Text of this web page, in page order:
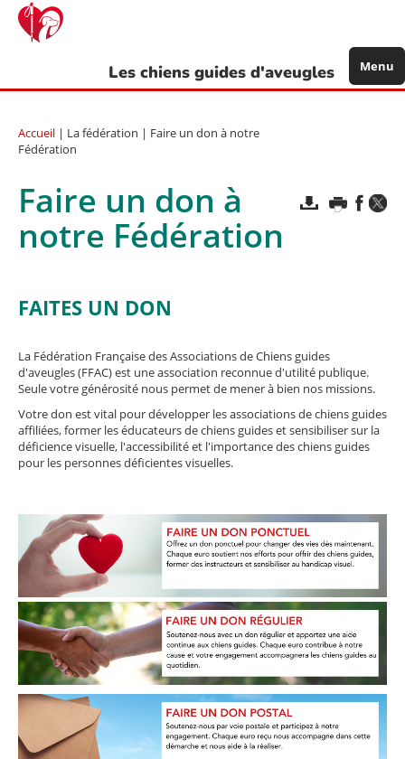
Aller
contenu
Les chiens guides d'aveugles Menu
Accueil | La fédération | Faire un don à notre
Fédération
Faire un don à
notre Fédération
FAITES UN DON
La Fédération Française des Associations de Chiens guides
d'aveugles (FFAC) est une association reconnue d'utilité publique.
Seule votre générosité nous permet de mener à bien nos missions.
Votre don est vital pour développer les associations de chiens guides
affiliées, former les éducateurs de chiens guides et sensibiliser sur la
déficience visuelle, l'accessibilité et l'importance des chiens guides
pour les personnes déficientes visuelles.